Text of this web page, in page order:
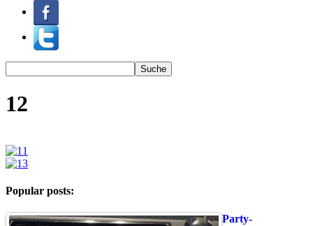
12
Popular posts:
Party-